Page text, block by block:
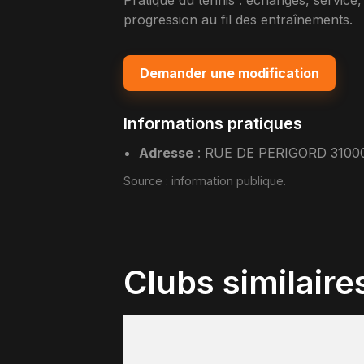
progression au fil des entraînements.
Demander une modification
Informations pratiques
Adresse : RUE DE PERIGORD
Source : information publique.
Clubs